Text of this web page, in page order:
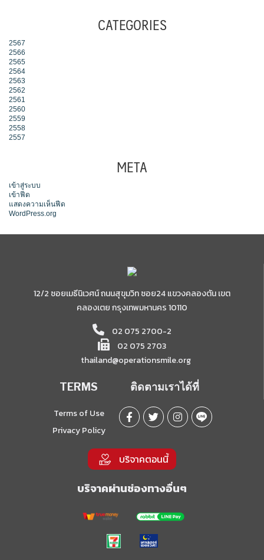
CATEGORIES
2567
2566
2565
2564
2563
2562
2561
2560
2559
2558
2557
META
เข้าสู่ระบบ
เข้าฟีด
แสดงความเห็นฟีด
WordPress.org
12/2 ซอยเมธีนิเวศน์ ถนนสุขุมวิท ซอย24 แขวงคลองตัน เขต
คลองเตย กรุงเทพมหานคร 10110
02 075 2700-2
02 075 2703
thailand@operationsmile.org
TERMS
Terms of Use
Privacy Policy
ติดตามเราได้ที่
บริจาคตอนนี้
บริจาคผ่านช่องทางอื่นๆ